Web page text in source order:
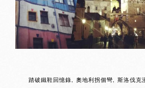
踏破鐵鞋回憶錄 奧地利拐個彎 斯洛伐克